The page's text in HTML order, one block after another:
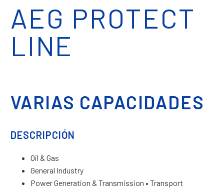
AEG PROTECT
LINE
VARIAS CAPACIDADES
DESCRIPCIÓN
Oil & Gas
General Industry
Power Generation & Transmission • Transport